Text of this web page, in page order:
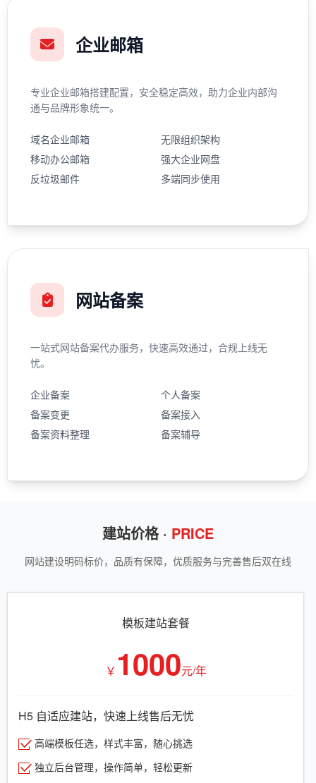
企业邮箱
专业企业邮箱搭建配置，安全稳定高效，助力企业内部沟
通与品牌形象统一。
域名企业邮箱
无限组织架构
移动办公邮箱
强大企业网盘
反垃圾邮件
多端同步使用
网站备案
一站式网站备案代办服务，快速高效通过，合规上线无
忧。
企业备案
个人备案
备案变更
备案接入
备案资料整理
备案辅导
建站价格 · PRICE
网站建设明码标价，品质有保障，优质服务与完善售后双在线
模板建站套餐
￥ 1000元/年
H5 自适应建站，快速上线售后无忧
高端模板任选，样式丰富，随心挑选
独立后台管理，操作简单，轻松更新